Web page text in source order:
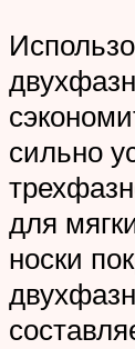
сильно
для
носки